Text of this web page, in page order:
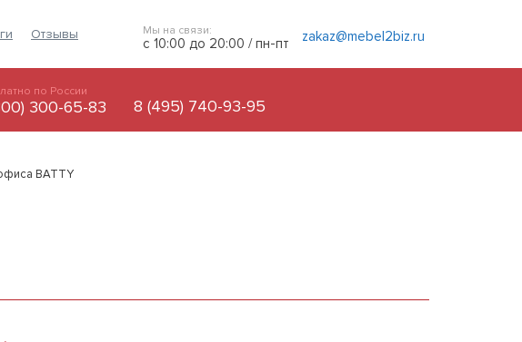
Отзывы Мы на связи:
с 10:00 до 20:00 / пн-пт zakaz@mebel2biz.ru
по России
300-65-83 8 (495) 740-93-95
BATTY